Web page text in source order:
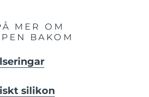
MER OM
BAKOM
silikon